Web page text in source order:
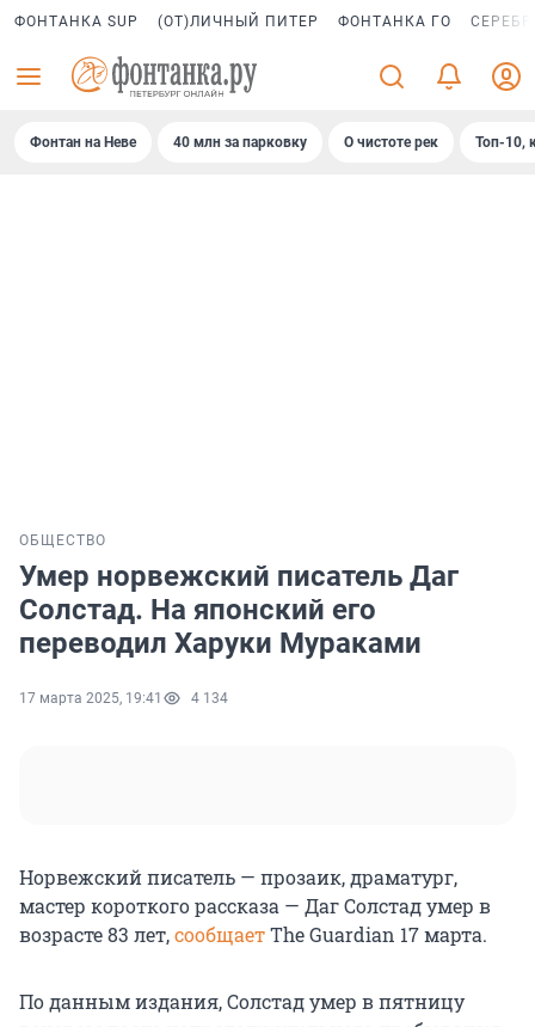
ФОНТАНКА SUP (ОТ)ЛИЧНЫЙ ПИТЕР ФОНТАНКА ГО
Фонтан на Неве 40 млн за парковку О чистоте рек Топ-10,
ОБЩЕСТВО
Умер норвежский писатель Даг
Солстад. На японский его
переводил Харуки Мураками
17 марта 2025, 19:41 4 134
Норвежский писатель — прозаик, драматург,
мастер короткого рассказа — Даг Солстад умер в
возрасте 83 лет,сообщаетThe Guardian 17 марта.
По данным издания, Солстад умер в пятницу